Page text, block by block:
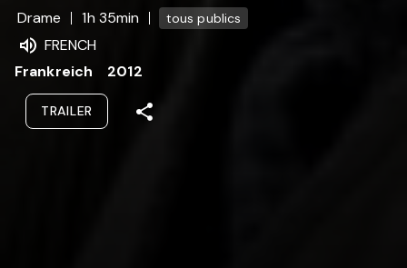
Drame
1h 35min tous publics
FRENCH
Frankreich
2012
TRAILER